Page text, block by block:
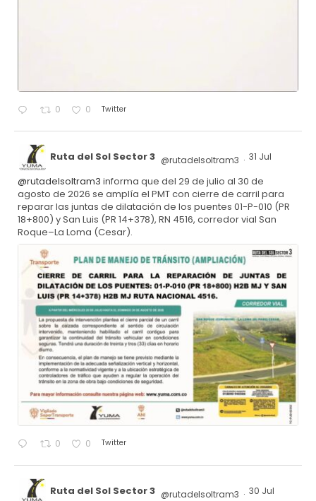
0 0 Twitter
Ruta del Sol Sector 3 @rutadelsoltram3 · 31 Jul
@rutadelsoltram3 informa que del 29 de julio al 30 de
agosto de 2026 se amplía el PMT con cierre de carril para
reparar las juntas de dilatación de los puentes 01-P-010 (PR
18+800) y San Luis (PR 14+378), RN 4516, corredor vial San
Roque–La Loma (Cesar).
0 0 Twitter
Ruta del Sol Sector 3 @rutadelsoltram3 · 30 Jul